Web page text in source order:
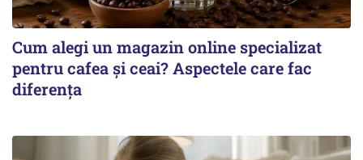
Cum alegi un magazin online specializat
pentru cafea și ceai? Aspectele care fac
diferența